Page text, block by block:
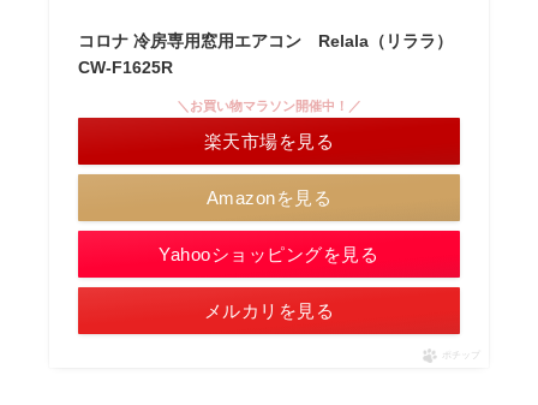
コロナ 冷房専用窓用エアコン Relala（リララ）
CW-F1625R
Amazonを見る
＼お買い物マラソン開催中！／
楽天市場を見る
Yahooショッピングを見る
メルカリを見る
ポチップ